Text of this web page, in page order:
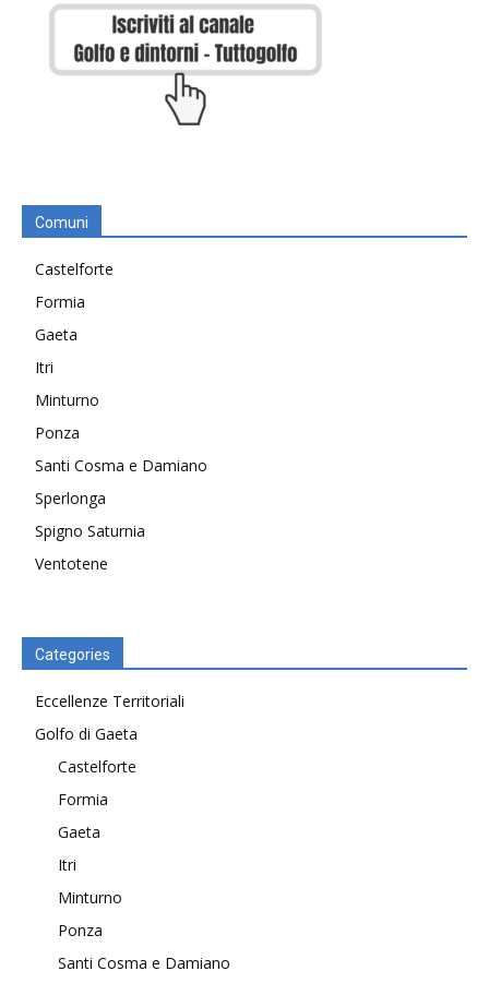
Comuni
Castelforte
Formia
Gaeta
Itri
Minturno
Ponza
Santi Cosma e Damiano
Sperlonga
Spigno Saturnia
Ventotene
Categories
Eccellenze Territoriali
Golfo di Gaeta
Castelforte
Formia
Gaeta
Itri
Minturno
Ponza
Santi Cosma e Damiano